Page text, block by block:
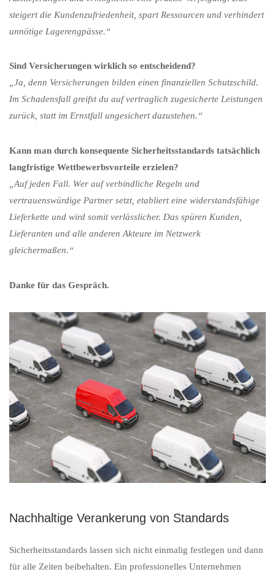
steigert die Kundenzufriedenheit, spart Ressourcen und verhindert
unnötige Lagerengpässe.“
Sind Versicherungen wirklich so entscheidend?
„Ja, denn Versicherungen bilden einen finanziellen Schutzschild.
Im Schadensfall greifst du auf vertraglich zugesicherte Leistungen
zurück, statt im Ernstfall ungesichert dazustehen.“
Kann man durch konsequente Sicherheitsstandards tatsächlich
langfristige Wettbewerbsvorteile erzielen?
„Auf jeden Fall. Wer auf verbindliche Regeln und
vertrauenswürdige Partner setzt, etabliert eine widerstandsfähige
Lieferkette und wird somit verlässlicher. Das spüren Kunden,
Lieferanten und alle anderen Akteure im Netzwerk
gleichermaßen.“
Danke für das Gespräch.
Nachhaltige Verankerung von Standards
Sicherheitsstandards lassen sich nicht einmalig festlegen und dann
für alle Zeiten beibehalten. Ein professionelles Unternehmen